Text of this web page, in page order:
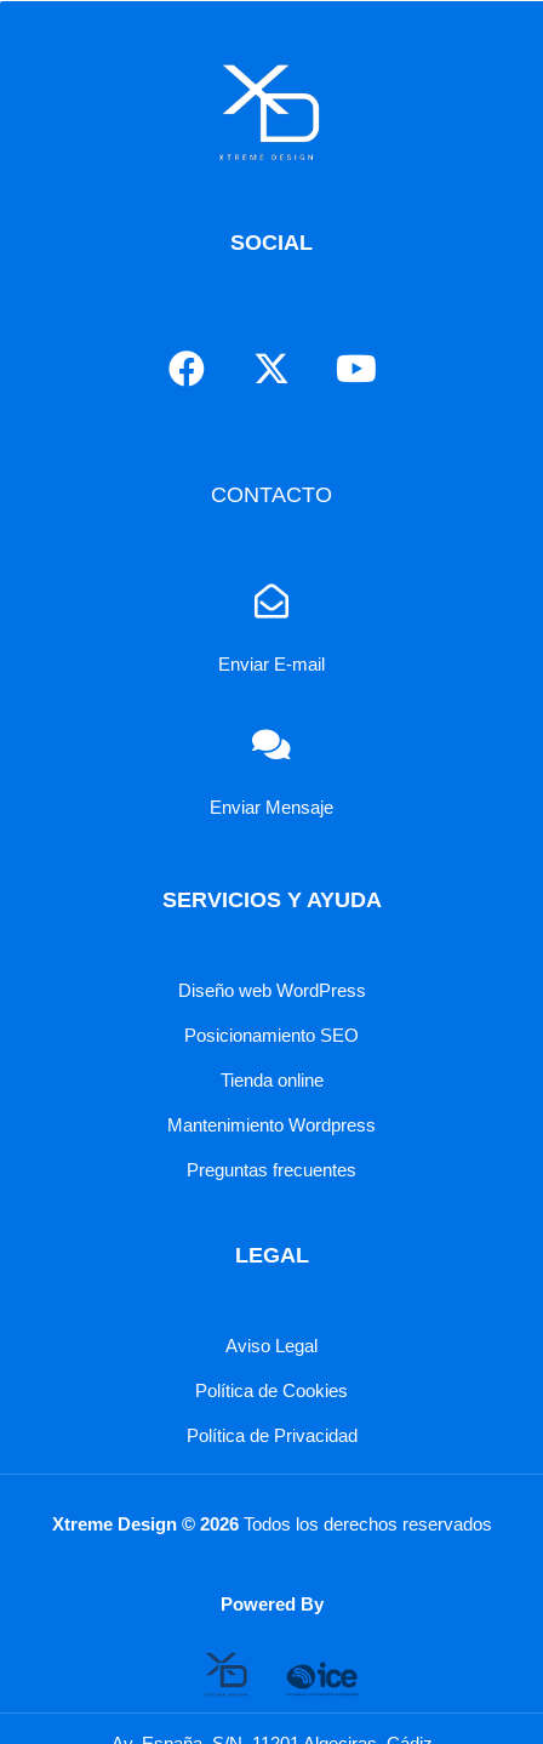
SOCIAL
CONTACTO
Enviar E-mail
Enviar Mensaje
SERVICIOS Y AYUDA
Diseño web WordPress
Posicionamiento SEO
Tienda online
Mantenimiento Wordpress
Preguntas frecuentes
LEGAL
Aviso Legal
Política de Cookies
Política de Privacidad
Xtreme Design © 2026Todos los derechos reservados
Powered By